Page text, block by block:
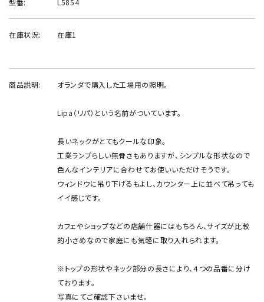
在庫状況: 在庫1
商品説明: オランダで購入した工場用の照明。
Lipa（リパ）という名前がついています。
長いネックがとてもクールな印象。
工業ランプらしい無骨さもありますが、シンプルな形状なので
色んなインテリアに合わせてお使いいただけそうです。
ウィンドウに吊り下げるもよし、カウンター上に並べて吊っても
イイ感じです。
カフェやショップなどの店舗什器にはもちろん、サイズが比較
的小さめなので家庭にも気軽に取り入れられます。
※トップの形状やネック部分の長さにより、４つの品番に分け
ております。
写真にてご確認下さいませ。